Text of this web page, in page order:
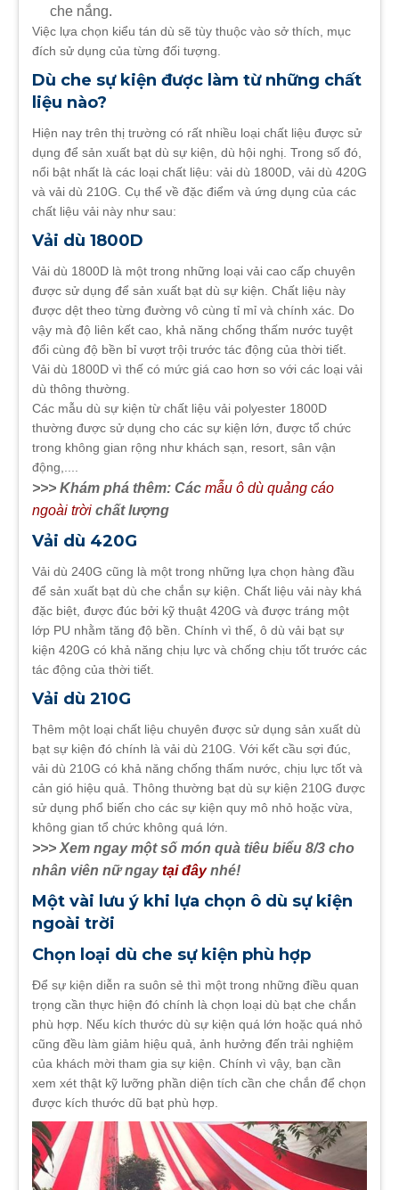
che nắng.
Việc lựa chọn kiểu tán dù sẽ tùy thuộc vào sở thích, mục
đích sử dụng của từng đối tượng.
Dù che sự kiện được làm từ những chất
liệu nào?
Hiện nay trên thị trường có rất nhiều loại chất liệu được sử
dụng để sản xuất bạt dù sự kiện, dù hội nghị. Trong số đó,
nổi bật nhất là các loại chất liệu: vải dù 1800D, vải dù 420G
và vải dù 210G. Cụ thể về đặc điểm và ứng dụng của các
chất liệu vải này như sau:
Vải dù 1800D
Vải dù 1800D là một trong những loại vải cao cấp chuyên
được sử dụng để sản xuất bạt dù sự kiện. Chất liệu này
được dệt theo từng đường vô cùng tỉ mỉ và chính xác. Do
vậy mà độ liên kết cao, khả năng chống thấm nước tuyệt
đổi cùng độ bền bỉ vượt trội trước tác động của thời tiết.
Vải dù 1800D vì thế có mức giá cao hơn so với các loại vải
dù thông thường.
Các mẫu dù sự kiện từ chất liệu vải polyester 1800D
thường được sử dụng cho các sự kiện lớn, được tổ chức
trong không gian rộng như khách sạn, resort, sân vận
động,....
>>> Khám phá thêm: Các mẫu ô dù quảng cáo
ngoài trời chất lượng
Vải dù 420G
Vải dù 240G cũng là một trong những lựa chọn hàng đầu
để sản xuất bạt dù che chắn sự kiện. Chất liệu vải này khá
đặc biệt, được đúc bởi kỹ thuật 420G và được tráng một
lớp PU nhằm tăng độ bền. Chính vì thế, ô dù vải bạt sự
kiện 420G có khả năng chịu lực và chống chịu tốt trước các
tác động của thời tiết.
Vải dù 210G
Thêm một loại chất liệu chuyên được sử dụng sản xuất dù
bạt sự kiện đó chính là vải dù 210G. Với kết cầu sợi đúc,
vải dù 210G có khả năng chống thấm nước, chịu lực tốt và
cản gió hiệu quả. Thông thường bạt dù sự kiện 210G được
sử dụng phổ biến cho các sự kiện quy mô nhỏ hoặc vừa,
không gian tổ chức không quá lớn.
>>> Xem ngay một số món quà tiêu biểu 8/3 cho
nhân viên nữ ngaytại đâynhé!
Một vài lưu ý khi lựa chọn ô dù sự kiện
ngoài trời
Chọn loại dù che sự kiện phù hợp
Để sự kiện diễn ra suôn sẻ thì một trong những điều quan
trọng cần thực hiện đó chính là chọn loại dù bạt che chắn
phù hợp. Nếu kích thước dù sự kiện quá lớn hoặc quá nhỏ
cũng đều làm giảm hiệu quả, ảnh hưởng đến trải nghiệm
của khách mời tham gia sự kiện. Chính vì vậy, bạn cần
xem xét thật kỹ lưỡng phần diện tích cần che chắn để chọn
được kích thước dũ bạt phù hợp.